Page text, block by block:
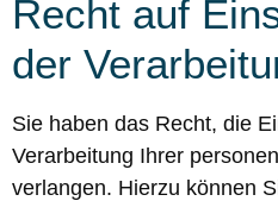
Recht auf
der
Sie haben das Recht, die
Verarbeitung Ihrer
verlangen. Hierzu können